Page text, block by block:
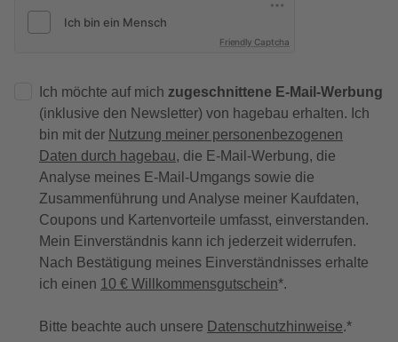
Friendly Captcha
Ich möchte auf mich zugeschnittene E-Mail-Werbung
(inklusive den Newsletter) von hagebau erhalten. Ich
bin mit der Nutzung meiner personenbezogenen
Daten durch hagebau, die E-Mail-Werbung, die
Analyse meines E-Mail-Umgangs sowie die
Zusammenführung und Analyse meiner Kaufdaten,
Coupons und Kartenvorteile umfasst, einverstanden.
Mein Einverständnis kann ich jederzeit widerrufen.
Nach Bestätigung meines Einverständnisses erhalte
ich einen 10 € Willkommensgutschein*.
Bitte beachte auch unsere Datenschutzhinweise.